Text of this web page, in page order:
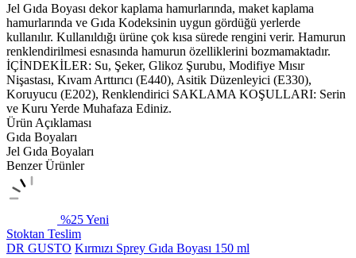
Jel Gıda Boyası dekor kaplama hamurlarında, maket kaplama
hamurlarında ve Gıda Kodeksinin uygun gördüğü yerlerde
kullanılır. Kullanıldığı ürüne çok kısa sürede rengini verir. Hamurun
renklendirilmesi esnasında hamurun özelliklerini bozmamaktadır.
İÇİNDEKİLER: Su, Şeker, Glikoz Şurubu, Modifiye Mısır
Nişastası, Kıvam Arttırıcı (E440), Asitik Düzenleyici (E330),
Koruyucu (E202), Renklendirici SAKLAMA KOŞULLARI: Serin
ve Kuru Yerde Muhafaza Ediniz.
Ürün Açıklaması
Gıda Boyaları
Jel Gıda Boyaları
Benzer Ürünler
%25Yeni
Stoktan Teslim
DR GUSTO Kırmızı Sprey Gıda Boyası 150 ml